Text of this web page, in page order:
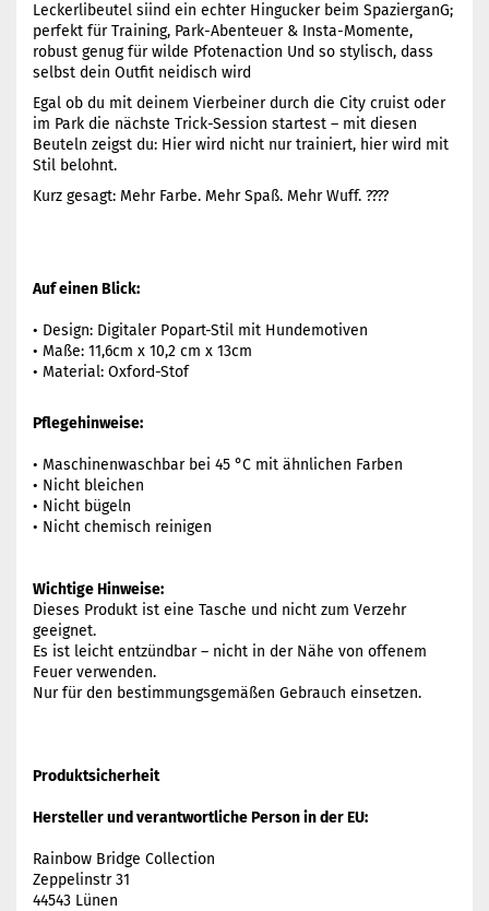
Leckerlibeutel siind ein echter Hingucker beim SpazierganG;
perfekt für Training, Park-Abenteuer & Insta-Momente,
robust genug für wilde Pfotenaction Und so stylisch, dass
selbst dein Outfit neidisch wird
Egal ob du mit deinem Vierbeiner durch die City cruist oder
im Park die nächste Trick-Session startest – mit diesen
Beuteln zeigst du: Hier wird nicht nur trainiert, hier wird mit
Stil belohnt.
Kurz gesagt: Mehr Farbe. Mehr Spaß. Mehr Wuff. ????
Auf einen Blick:
• Design: Digitaler Popart-Stil mit Hundemotiven
• Maße: 11,6cm x 10,2 cm x 13cm
• Material: Oxford-Stof
Pflegehinweise:
• Maschinenwaschbar bei 45 °C mit ähnlichen Farben
• Nicht bleichen
• Nicht bügeln
• Nicht chemisch reinigen
Wichtige Hinweise:
Dieses Produkt ist eine Tasche und nicht zum Verzehr
geeignet.
Es ist leicht entzündbar – nicht in der Nähe von offenem
Feuer verwenden.
Nur für den bestimmungsgemäßen Gebrauch einsetzen.
Produktsicherheit
Hersteller und verantwortliche Person in der EU:
Rainbow Bridge Collection
Zeppelinstr 31
44543 Lünen